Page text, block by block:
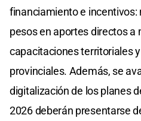
financiamiento e incentivos:
pesos en aportes directos a
capacitaciones territoriales
provinciales. Además, se
digitalización de los planes
2026 deberán presentarse